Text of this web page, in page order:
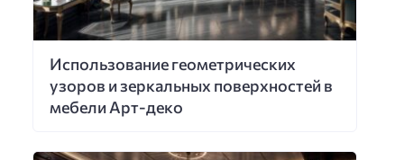
Использование геометрических
узоров и зеркальных поверхностей в
мебели Арт-деко